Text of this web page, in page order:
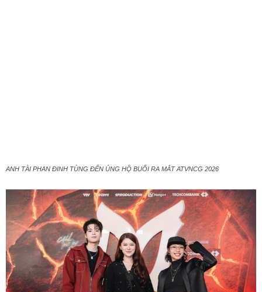
ANH TÀI PHAN ĐINH TÙNG ĐẾN ỦNG HỘ BUỔI RA MẮT ATVNCG 2026